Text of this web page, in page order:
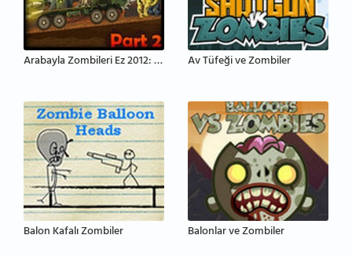
Arabayla Zombileri Ez 2012: Bölüm 2 Av Tüfeği ve Zombiler
Balon Kafalı Zombiler Balonlar ve Zombiler